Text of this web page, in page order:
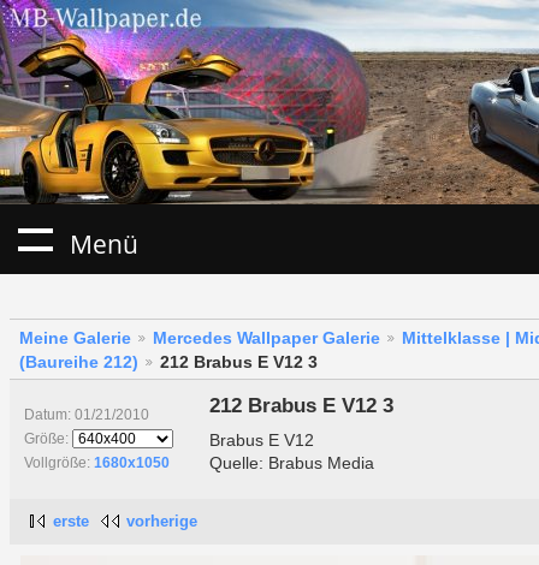
Menü
Meine Galerie Mercedes Wallpaper Galerie
Mittelklasse |
(Baureihe 212)
212 Brabus E V12 3
Datum: 01/21/2010
Größe:
Vollgröße: 1680x1050
212 Brabus E V12 3
Brabus E V12
Quelle: Brabus Media
erste vorherige